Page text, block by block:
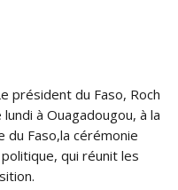
président du Faso, Roch
à Ouagadougou, à la
du Faso,la cérémonie
qui réunit les